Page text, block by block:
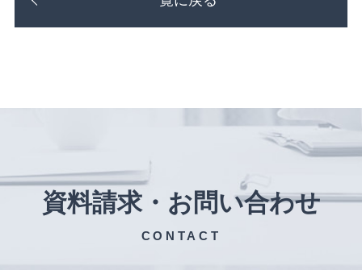
資料請求・お問い合わせ
CONTACT